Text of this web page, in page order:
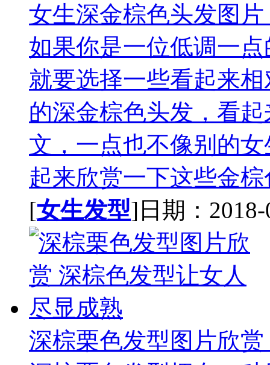
女生深金棕色头发图
如果你是一位低调一
就要选择一些看起来
的深金棕色头发，看
文，一点也不像别的
起来欣赏一下这些金
[女生发型]日期：2018-
深棕栗色发型图片欣